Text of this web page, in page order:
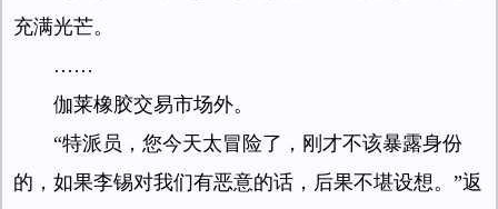
充满光芒。
……
伽莱橡胶交易市场外。
“特派员，您今天太冒险了，刚才不该暴露身份
的，如果李锡对我们有恶意的话，后果不堪设想。”返